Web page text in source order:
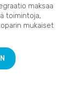
maksaa
toimintoja,
mukaiset